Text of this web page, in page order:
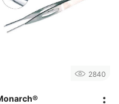
2840